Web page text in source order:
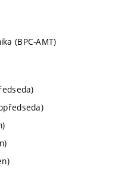
(BPC-AMT)